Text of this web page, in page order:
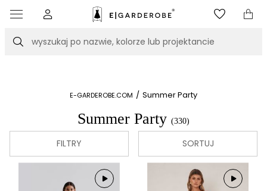
Szukaj
E-GARDEROBE.COM / Summer Party
Summer Party (330)
FILTRY SORTUJ